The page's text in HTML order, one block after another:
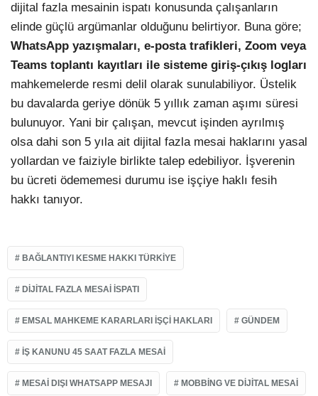
dijital fazla mesainin ispatı konusunda çalışanların
elinde güçlü argümanlar olduğunu belirtiyor. Buna göre;
WhatsApp yazışmaları, e-posta trafikleri, Zoom veya
Teams toplantı kayıtları ile sisteme giriş-çıkış logları
mahkemelerde resmi delil olarak sunulabiliyor. Üstelik
bu davalarda geriye dönük 5 yıllık zaman aşımı süresi
bulunuyor. Yani bir çalışan, mevcut işinden ayrılmış
olsa dahi son 5 yıla ait dijital fazla mesai haklarını yasal
yollardan ve faiziyle birlikte talep edebiliyor. İşverenin
bu ücreti ödememesi durumu ise işçiye haklı fesih
hakkı tanıyor.
BAĞLANTIYI KESME HAKKI TÜRKIYE
DIJITAL FAZLA MESAI ISPATI
EMSAL MAHKEME KARARLARI IŞÇI HAKLARI GÜNDEM
IŞ KANUNU 45 SAAT FAZLA MESAI
MESAI DIŞI WHATSAPP MESAJI MOBBING VE DIJITAL MESAI